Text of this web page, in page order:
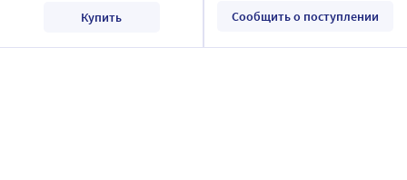
Купить Сообщить о поступлении